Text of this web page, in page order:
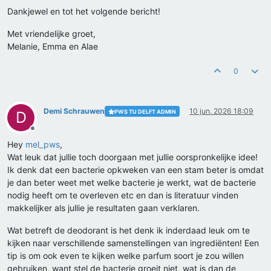
Dankjewel en tot het volgende bericht!
Met vriendelijke groet,
Melanie, Emma en Alae
0
D
Offline
Demi Schrauwen PWS TU DELFT ADMIN 10 jun. 2026 18:09
Hey mel_pws,
Wat leuk dat jullie toch doorgaan met jullie oorspronkelijke idee!
Ik denk dat een bacterie opkweken van een stam beter is omdat
je dan beter weet met welke bacterie je werkt, wat de bacterie
nodig heeft om te overleven etc en dan is literatuur vinden
makkelijker als jullie je resultaten gaan verklaren.
Wat betreft de deodorant is het denk ik inderdaad leuk om te
kijken naar verschillende samenstellingen van ingrediënten! Een
tip is om ook even te kijken welke parfum soort je zou willen
gebruiken, want stel de bacterie groeit niet, wat is dan de